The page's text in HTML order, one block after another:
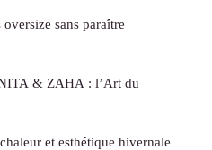
sans paraître
& ZAHA : l’Art du
et esthétique hivernale